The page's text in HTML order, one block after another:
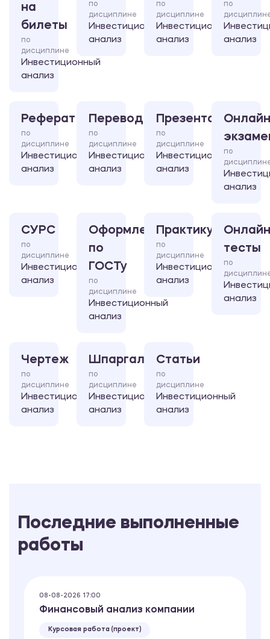
на
билеты
по
дисциплине
Инвестиционный
анализ
по
дисциплине
Инвестиционный
анализ
по
дисциплине
Инвестиционный
анализ
по
анализ
Реферат
по
дисциплине
Инвестиционный
анализ
Перевод
по
дисциплине
Инвестиционный
анализ
Презентация
по
дисциплине
Инвестиционный
анализ
по
анализ
СУРС
по
дисциплине
Инвестиционный
анализ
Оформление
по
ГОСТу
по
дисциплине
Инвестиционный
анализ
Практикум
по
дисциплине
Инвестиционный
анализ
тесты
по
анализ
Чертеж
по
дисциплине
Инвестиционный
анализ
Шпаргалка
по
дисциплине
Инвестиционный
анализ
Статьи
по
дисциплине
Инвестиционный
анализ
Последние выполненные
работы
08-08-2026 17:00
Финансовый анализ компании
Курсовая работа (проект)